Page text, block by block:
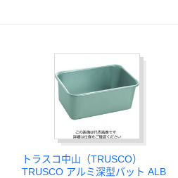
トラスコ中山（TRUSCO）
TRUSCO アルミ深型バット ALB